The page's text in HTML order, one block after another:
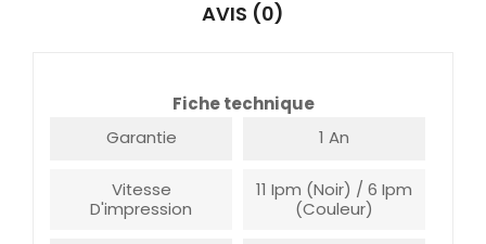
AVIS (0)
Fiche technique
Garantie
1 An
Vitesse
D'impression
11 Ipm (noir) / 6 Ipm
(couleur)